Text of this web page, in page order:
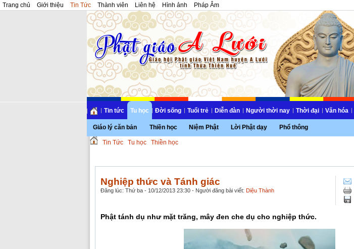
Trang chủ Giới thiệu Tin Tức Thành viên Liên hệ Hình ảnh Pháp Âm
Tin tức Tu học
Giáo lý căn bản Thiền học Niệm Phật Lời Phật dạy Phổ thông
Đời sống Tuổi trẻ Diễn đàn Người thời nay Thời đại Văn hóa
Tin Tức Tu học Thiền học
Nghiệp thức và Tánh giác
Đăng lúc: Thứ ba - 10/12/2013 23:30 - Người đăng bài viết: Diệu Thành
Phật tánh dụ như mặt trăng, mây đen che dụ cho nghiệp thức.